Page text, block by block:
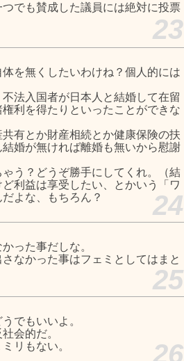
でも賛成した議員には絶対に投票
23
を無くしたいわけね？個人的には
法入国者が日本人と結婚して在留
利を得たりといったことができな
有とか財産相続とか健康保険の扶
婚が無ければ離婚も無いから慰謝
う？どうぞ勝手にしてくれ。（結
利益は享受したい、とかいう「ワ
よな、もちろん？
24
った事だしな。
なかった事はフェミとしてはまと
25
でもいいよ。
会的だ。
リもない。
26